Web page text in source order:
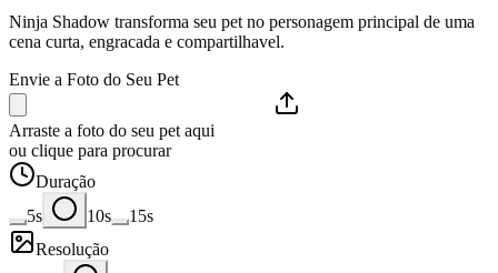
Ninja Shadow transforma seu pet no personagem principal de uma
cena curta, engracada e compartilhavel.
Envie a Foto do Seu Pet
Arraste a foto do seu pet aqui
ou clique para procurar
Duração
5s
10s
15s
Resolução